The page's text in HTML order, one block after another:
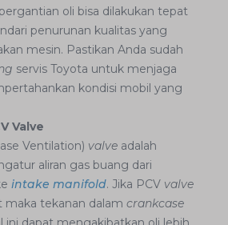
oli bisa dilakukan tepat
penurunan kualitas yang
mesin. Pastikan Anda sudah
servis Toyota untuk menjaga
kondisi mobil yang
Valve
Ventilation) valve adalah
aliran gas buang dari
intake manifold. Jika PCV valve
maka tekanan dalam crankcase